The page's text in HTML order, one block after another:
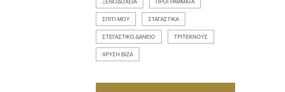
ΞΕΝΟΔΟΧΕΙΑ ΠΡΟΓΡΑΜΜΑΤΑ
ΣΠΙΤΙ ΜΟΥ ΣΤΑΓΑΣΤΙΚΑ
ΣΤΕΓΑΣΤΙΚΟ ΔΑΝΕΙΟ ΤΡΙΤΕΚΝΟΥΣ
ΧΡΥΣΗ ΒΙΖΑ